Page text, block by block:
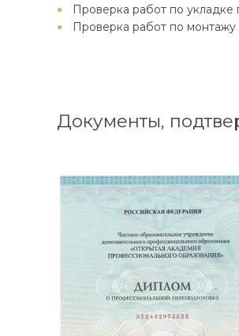
Проверка работ по укладке
Проверка работ по
Документы,